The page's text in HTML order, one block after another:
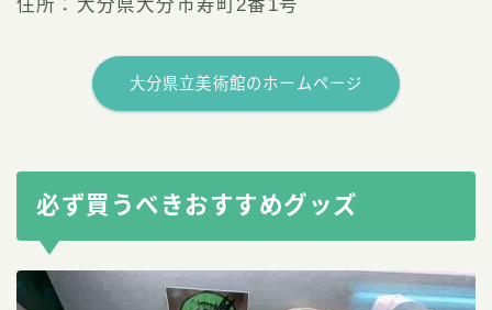
住所：大分県大分市寿町2番1号
大分県立美術館のホームページ
必ず買うべきおすすめグッズ